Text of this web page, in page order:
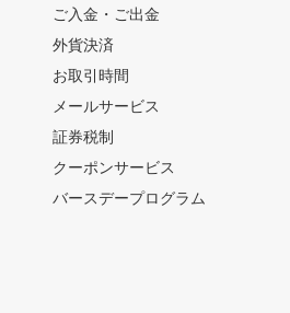
ご入金・ご出金
外貨決済
お取引時間
メールサービス
証券税制
クーポンサービス
バースデープログラム